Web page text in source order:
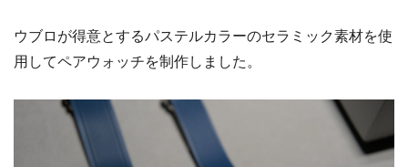
ウブロが得意とするパステルカラーのセラミック素材を使
用してペアウォッチを制作しました。